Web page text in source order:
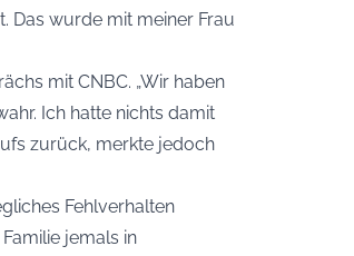
Das wurde mit meiner Frau
mit CNBC. „Wir haben
Ich hatte nichts damit
zurück, merkte jedoch
Fehlverhalten
jemals in